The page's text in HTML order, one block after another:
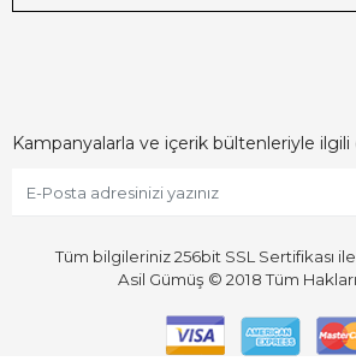
Kampanyalarla ve içerik bültenleriyle
Tüm bilgileriniz 256bit SSL Sertifikası
Asil Gümüş © 2018Tüm Hakları